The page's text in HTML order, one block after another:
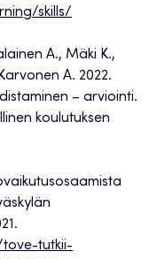
skills/
A., Mäki K.,
A. 2022.
– arviointi.
koulutuksen
tutkii-